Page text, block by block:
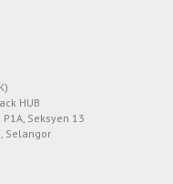
HUB
Seksyen 13
Selangor